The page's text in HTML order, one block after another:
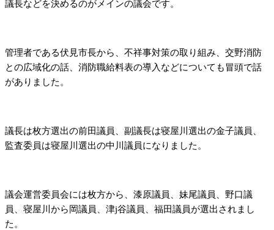
議長などを決めるのがメインの議会です。
管理者である伏見市長から、不祥事対策の取り組み、交野消防
との広域化の話、消防職給料表の導入などについても冒頭で話
がありました。
議長は枚方選出の前田議員、副議長は寝屋川選出の金子議員、
監査委員は寝屋川選出の中川議員になりました。
議会運営委員会には枚方から、漆原議員、妹尾議員、野口議
員、寝屋川から岡議員、津j谷議員、福田議員が選出されまし
た。